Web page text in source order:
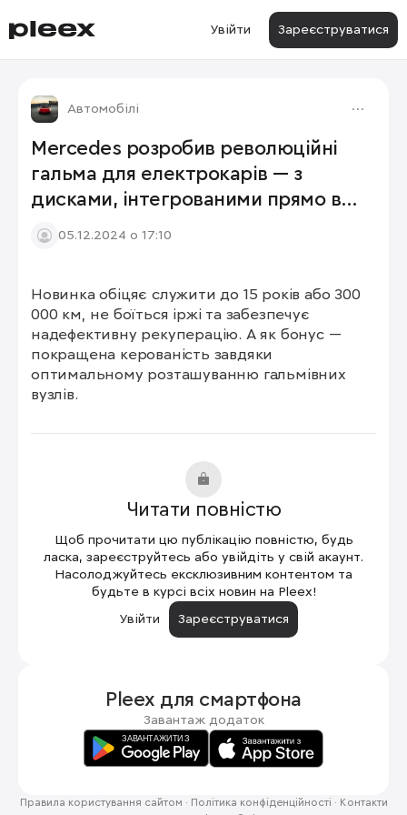
Увійти Зареєструватися
Автомобілі
Mercedes розробив революційні
гальма для електрокарів — з
дисками, інтегрованими прямо в
двигун.
05.12.2024 о 17:10
Новинка обіцяє служити до 15 років або 300
000 км, не боїться іржі та забезпечує
надефективну рекуперацію. А як бонус —
покращена керованість завдяки
оптимальному розташуванню гальмівних
вузлів.
Читати повністю
Щоб прочитати цю публікацію повністю, будь
ласка, зареєструйтесь або увійдіть у свій акаунт.
Насолоджуйтесь ексклюзивним контентом та
будьте в курсі всіх новин на Pleex!
Увійти
Зареєструватися
Pleex для смартфона
Завантаж додаток
Правила користування сайтом · Політика конфіденційності · Контакти